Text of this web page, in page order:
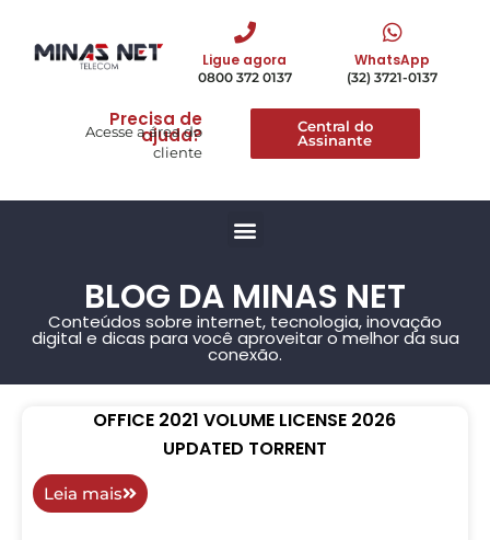
Ligue agora
0800 372 0137
WhatsApp
(32) 3721-0137
Precisa de
ajuda?
Acesse a área do
cliente
Central do
Assinante
BLOG DA MINAS NET
Conteúdos sobre internet, tecnologia, inovação
digital e dicas para você aproveitar o melhor da sua
conexão.
OFFICE 2021 VOLUME LICENSE 2026
UPDATED TORRENT
Leia mais